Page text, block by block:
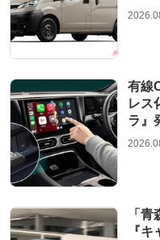
有線
レス
ラ』
「
『